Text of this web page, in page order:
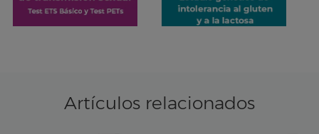
Artículos relacionados